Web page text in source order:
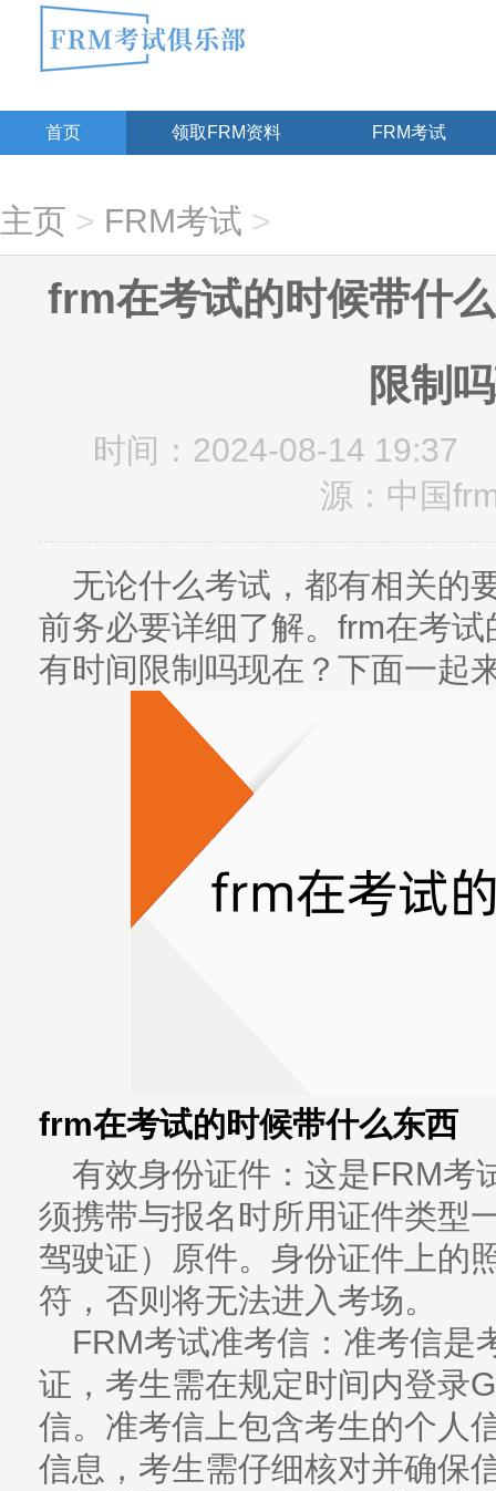
首页 领取FRM资料 FRM考试
主页 > FRM考试 >
frm在考试的时候带什
限制
时间：2024-08-14 19:37
源：中国
无论什么考试，都有相关的
前务必要详细了解。frm在考
有时间限制吗现在？下面一起
frm在考试的时候带什么东西
有效身份证件：这是FRM考
须携带与报名时所用证件类型
驾驶证）原件。身份证件上的
符，否则将无法进入考场。
FRM考试准考信：准考信是
证，考生需在规定时间内登录
信。准考信上包含考生的个人
信息，考生需仔细核对并确保